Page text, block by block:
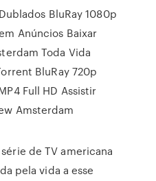
BluRay 1080p
Anúncios Baixar
Toda Vida
BluRay 720p
Full HD Assistir
Amsterdam
de TV americana
pela vida a esse